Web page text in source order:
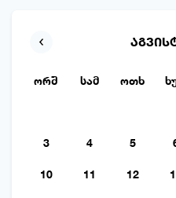
ორშ სამ ოთხ
3 4 5
10 11 12